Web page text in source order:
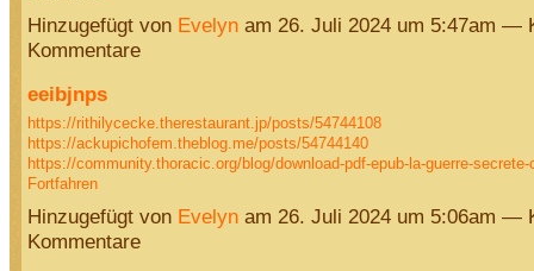
Hinzugefügt von Evelynam 26. Juli 2024 um 5:47am —
Kommentare
eeibjnps
https://rithilycecke.therestaurant.jp/posts/54744108
https://ackupichofem.theblog.me/posts/54744140
https://community.thoracic.org/blog/download-pdf-epub-la-guerre-
Fortfahren
Hinzugefügt von Evelynam 26. Juli 2024 um 5:06am —
Kommentare